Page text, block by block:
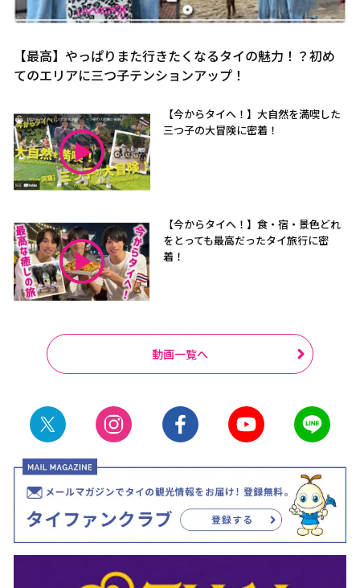
【最高】やっぱりまた行きたくなるタイの魅力！？初め
てのエリアに三つ子テンションアップ！
【今からタイへ！】大自然を満喫した
三つ子の大冒険に密着！
【今からタイへ！】食・宿・景色どれ
をとっても最高だったタイ旅行に密
着！
動画一覧へ